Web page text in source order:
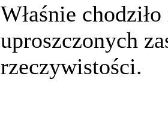
Właśnie
uproszczonych
rzeczywistości.